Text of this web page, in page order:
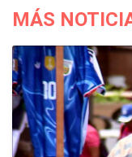
MÁS